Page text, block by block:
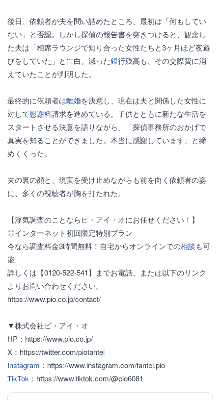
後日、依頼者が夫を問い詰めたところ、最初は「何もしてい
ない」と否認。しかし探偵の報告書を突きつけると、観念し
た夫は「相席ラウンジで知り合った女性たちと3ヶ月ほど夜遊
びをしていた」と告白。減った銀行残高も、その交際費に消
えていたことが判明した。
最終的に依頼者は離婚を決意し、現在は夫と関係した女性に
対して慰謝料請求を進めている。子供とともに新たな生活を
スタートさせる決意を語りながら、「探偵事務所のおかげで
真実を知ることができました。本当に感謝しています」と締
めくくった。
夫の裏の顔と、現実を受け止めながらも前を向く依頼者の姿
に、多くの視聴者が胸を打たれた。
【浮気調査のことならピ・アイ・オにお任せください！】
◎インターネット初回限定特別プラン
今なら調査料金3時間無料！自宅からオンラインでの相談も可
能
詳しくは【0120-522-541】までお電話、または以下のリンク
よりお問い合わせください。
https://www.pio.co.jp/contact/
▼株式会社ピ・アイ・オ
HP：https://www.pio.co.jp/
X：https://twitter.com/piotantei
Instagram ：https://www.instagram.com/tantei.pio
TikTok ：https://www.tiktok.com/@pio6081